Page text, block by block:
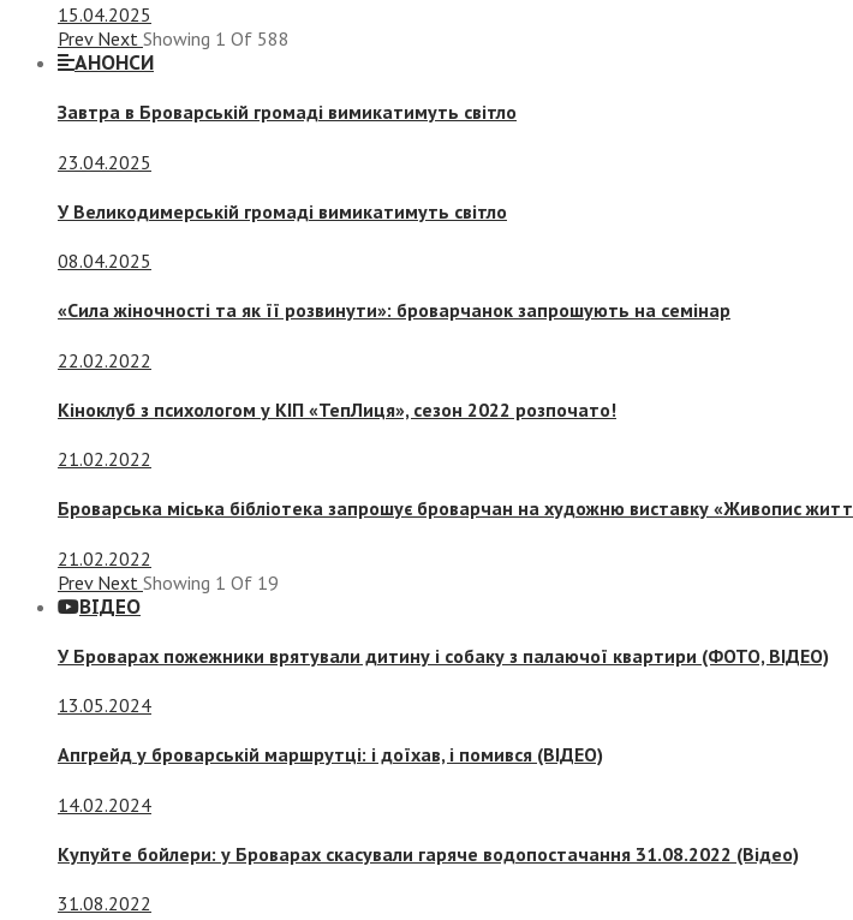
15.04.2025
Prev Next Showing 1 Of 588
АНОНСИ
Завтра в Броварській громаді вимикатимуть світло
23.04.2025
У Великодимерській громаді вимикатимуть світло
08.04.2025
«Сила жіночності та як її розвинути»: броварчанок запрошують на семінар
22.02.2022
Кіноклуб з психологом у КІП «ТепЛиця», сезон 2022 розпочато!
21.02.2022
Броварська міська бібліотека запрошує броварчан на художню виставку «Живопис
21.02.2022
Prev Next Showing 1 Of 19
ВІДЕО
У Броварах пожежники врятували дитину і собаку з палаючої квартири (ФОТО, ВІДЕО)
13.05.2024
Апгрейд у броварській маршрутці: і доїхав, і помився (ВІДЕО)
14.02.2024
Купуйте бойлери: у Броварах скасували гаряче водопостачання 31.08.2022 (Відео)
31.08.2022